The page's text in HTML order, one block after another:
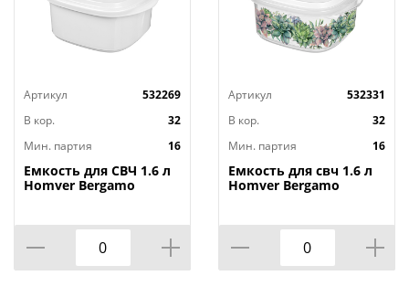
Артикул
532269
В кор.
32
Мин. партия
16
Емкость для СВЧ 1.6 л
Homver Bergamo
Артикул
532331
В кор.
32
Мин. партия
16
Емкость для свч 1.6 л
Homver Bergamo
бесцветная